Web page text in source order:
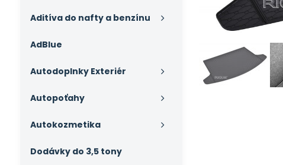
Aditíva do nafty a benzínu
AdBlue
Autodoplnky Exteriér
Autopoťahy
Autokozmetika
Dodávky do 3,5 tony